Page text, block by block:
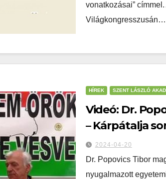
vonatkozásai”
Világkongresszusán…
HÍREK SZENT LÁSZLÓ
Videó: Dr.
– Kárpátalja
2024-04-20
Dr. Popovics Tibor
nyugalmazott